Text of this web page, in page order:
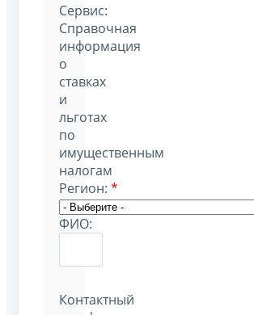
Cервис:
Справочная
информация
о
ставках
и
льготах
по
имущественным
налогам
Регион: *
ФИО:
Контактный